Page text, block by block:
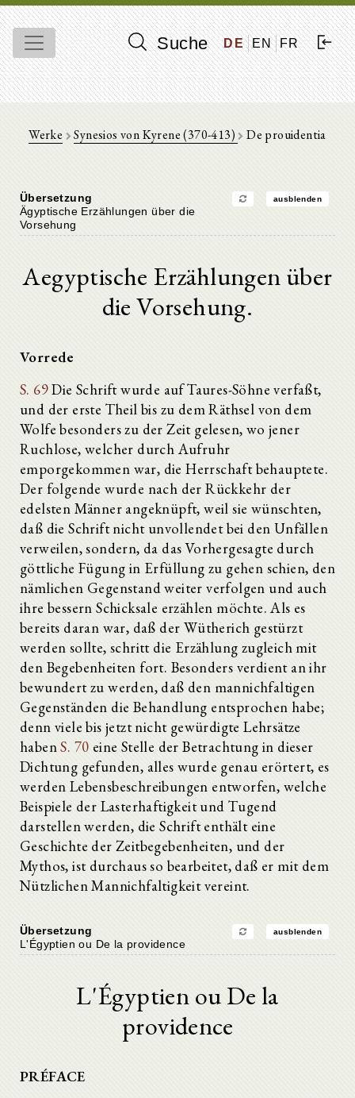
Suche DE EN FR
Werke Synesios von Kyrene (370-413) De prouidentia
Übersetzung ausblenden
Ägyptische Erzählungen über die
Vorsehung
Aegyptische Erzählungen über
die Vorsehung.
Vorrede
S. 69Die Schrift wurde auf Taures-Söhne verfaßt,
und der erste Theil bis zu dem Räthsel von dem
Wolfe besonders zu der Zeit gelesen, wo jener
Ruchlose, welcher durch Aufruhr
emporgekommen war, die Herrschaft behauptete.
Der folgende wurde nach der Rückkehr der
edelsten Männer angeknüpft, weil sie wünschten,
daß die Schrift nicht unvollendet bei den Unfällen
verweilen, sondern, da das Vorhergesagte durch
göttliche Fügung in Erfüllung zu gehen schien, den
nämlichen Gegenstand weiter verfolgen und auch
ihre bessern Schicksale erzählen möchte. Als es
bereits daran war, daß der Wütherich gestürzt
werden sollte, schritt die Erzählung zugleich mit
den Begebenheiten fort. Besonders verdient an ihr
bewundert zu werden, daß den mannichfaltigen
Gegenständen die Behandlung entsprochen habe;
denn viele bis jetzt nicht gewürdigte Lehrsätze
habenS. 70 eine Stelle der Betrachtung in dieser
Dichtung gefunden, alles wurde genau erörtert, es
werden Lebensbeschreibungen entworfen, welche
Beispiele der Lasterhaftigkeit und Tugend
darstellen werden, die Schrift enthält eine
Geschichte der Zeitbegebenheiten, und der
Mythos, ist durchaus so bearbeitet, daß er mit dem
Nützlichen Mannichfaltigkeit vereint.
Übersetzung ausblenden
L'Égyptien ou De la providence
L'Égyptien ou De la
providence
PRÉFACE